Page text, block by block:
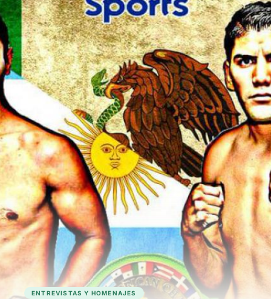
ENTREVISTAS Y HOMENAJES